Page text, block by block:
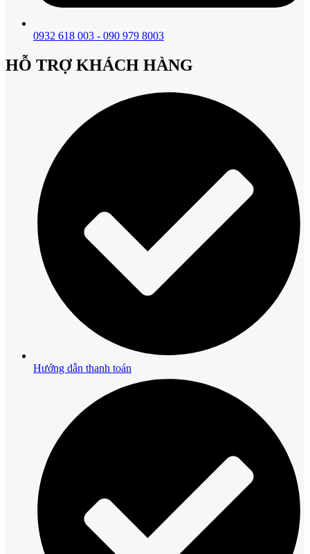
0932 618 003 - 090 979 8003
HỖ TRỢ KHÁCH HÀNG
Hướng dẫn thanh toán